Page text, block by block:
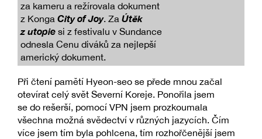
za kameru a režírovala dokument
z Konga City of Joy. Za Útěk
z utopiesi z festivalu v Sundance
odnesla Cenu diváků za nejlepší
americký dokument.
Při čtení pamětí Hyeon-seo se přede mnou začal
otevírat celý svět Severní Koreje. Ponořila jsem
se do rešerší, pomocí VPN jsem prozkoumala
všechna možná svědectví v různých jazycích. Čím
více jsem tím byla pohlcena, tím rozhořčenější jsem